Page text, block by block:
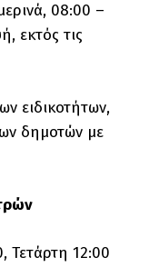
08:00 –
εκτός τις
ειδικοτήτων,
δημοτών με
Τετάρτη 12:00